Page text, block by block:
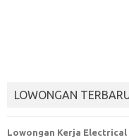
LOWONGAN
Lowongan Kerja